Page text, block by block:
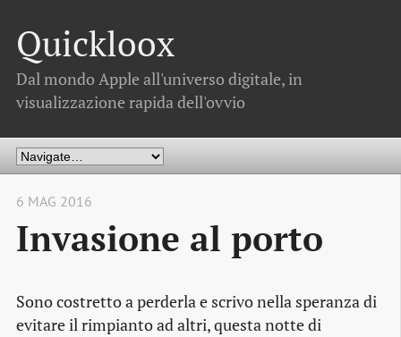
Quickloox
Dal mondo Apple all'universo digitale, in
visualizzazione rapida dell'ovvio
6 MAG 2016
Invasione al porto
Sono costretto a perderla e scrivo nella speranza di
evitare il rimpianto ad altri, questa notte di